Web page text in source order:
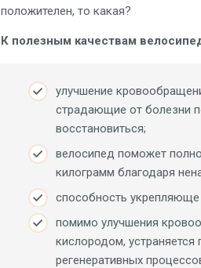
положителен, то какая?
К полезным качествам
улучшение
страдающие от болезни
восстановиться;
велосипед поможет
килограмм благодаря
способность укрепляюще
помимо улучшения
кислородом,
регенеративных